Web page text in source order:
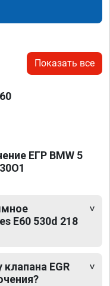
Показать все
ЕГР BMW 5
E60 530d 218
EGR